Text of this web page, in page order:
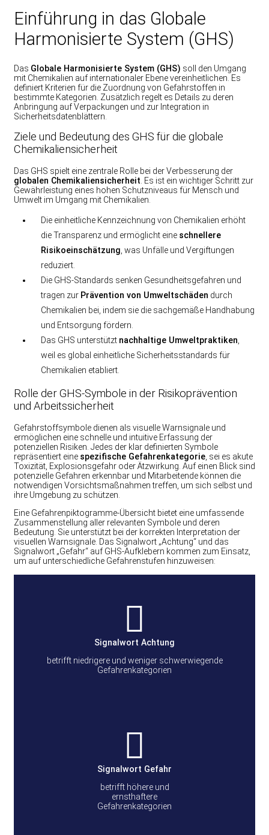
Einführung in das Globale
Harmonisierte System (GHS)
Das Globale Harmonisierte System (GHS) soll den Umgang
mit Chemikalien auf internationaler Ebene vereinheitlichen. Es
definiert Kriterien für die Zuordnung von Gefahrstoffen in
bestimmte Kategorien. Zusätzlich regelt es Details zu deren
Anbringung auf Verpackungen und zur Integration in
Sicherheitsdatenblättern.
Ziele und Bedeutung des GHS für die globale
Chemikaliensicherheit
Das GHS spielt eine zentrale Rolle bei der Verbesserung der
globalen Chemikaliensicherheit . Es ist ein wichtiger Schritt zur
Gewährleistung eines hohen Schutzniveaus für Mensch und
Umwelt im Umgang mit Chemikalien.
Die einheitliche Kennzeichnung von Chemikalien erhöht
die Transparenz und ermöglicht eine schnellere
Risikoeinschätzung , was Unfälle und Vergiftungen
reduziert.
Die GHS-Standards senken Gesundheitsgefahren und
tragen zur Prävention von Umweltschäden durch
Chemikalien bei, indem sie die sachgemäße Handhabung
und Entsorgung fördern.
Das GHS unterstützt nachhaltige Umweltpraktiken
weil es global einheitliche Sicherheitsstandards für
Chemikalien etabliert.
Rolle der GHS-Symbole in der Risikoprävention
und Arbeitssicherheit
Gefahrstoffsymbole dienen als visuelle Warnsignale und
ermöglichen eine schnelle und intuitive Erfassung der
potenziellen Risiken. Jedes der klar definierten Symbole
repräsentiert eine spezifische Gefahrenkategorie, sei es akute
Toxizität, Explosionsgefahr oder Ätzwirkung. Auf einen Blick sind
potenzielle Gefahren erkennbar und Mitarbeitende können die
notwendigen Vorsichtsmaßnahmen treffen, um sich selbst und
ihre Umgebung zu schützen.
Eine Gefahrenpiktogramme-Übersicht bietet eine umfassende
Zusammenstellung aller relevanten Symbole und deren
Bedeutung. Sie unterstützt bei der korrekten Interpretation der
visuellen Warnsignale. Das Signalwort „Achtung“ und das
Signalwort „Gefahr“ auf GHS-Aufklebern kommen zum Einsatz,
um auf unterschiedliche Gefahrenstufen hinzuweisen:
Signalwort Achtung
betrifft niedrigere und weniger schwerwiegende
Gefahrenkategorien
Signalwort Gefahr
betrifft höhere und
ernsthaftere
Gefahrenkategorien